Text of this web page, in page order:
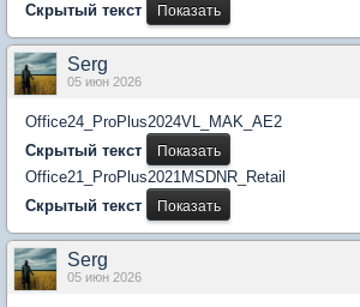
Скрытый текст
Serg
05 июн 2026
Office24_ProPlus2024VL_MAK_AE2
Скрытый текст
Office21_ProPlus2021MSDNR_Retail
Скрытый текст
Serg
05 июн 2026